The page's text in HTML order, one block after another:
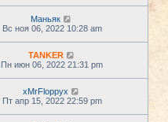
Маньяк
Вс ноя 06, 2022 10:28 am
TANKER
Пн июн 06, 2022 21:31 pm
xMrFloppyx
Пт апр 15, 2022 22:59 pm